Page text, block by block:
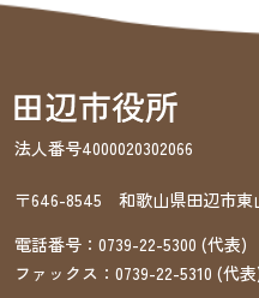
法人番号4000020302066
〒646-8545 和歌山県田辺市東
電話番号： 0739-22-5300 (代表)
ファックス： 0739-22-5310 (代